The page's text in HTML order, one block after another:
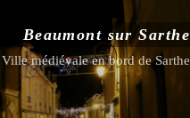
Beaumont sur Sarthe
Ville médiévale en bord de Sarthe